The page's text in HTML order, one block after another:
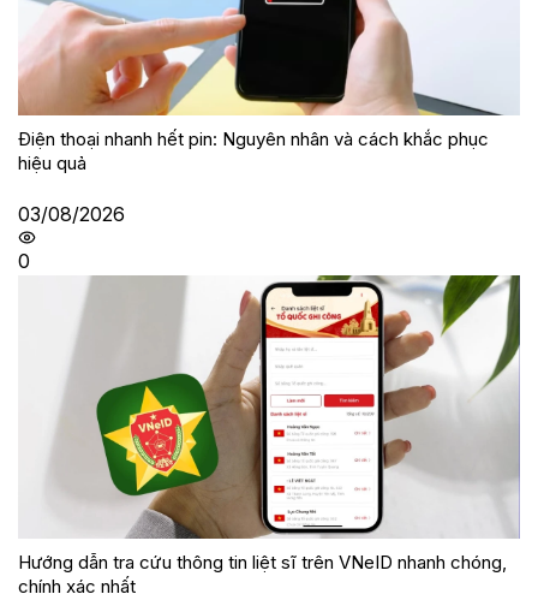
Điện thoại nhanh hết pin: Nguyên nhân và cách khắc phục
hiệu quả
03/08/2026
0
Hướng dẫn tra cứu thông tin liệt sĩ trên VNeID nhanh chóng,
chính xác nhất